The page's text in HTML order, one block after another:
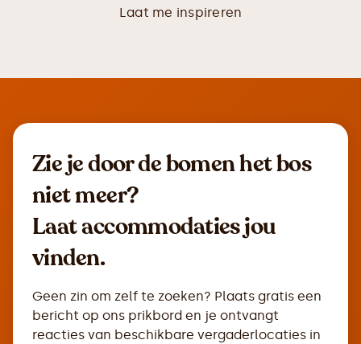
Laat me inspireren
Zie je door de bomen het bos
niet meer?
Laat accommodaties jou
vinden.
Geen zin om zelf te zoeken? Plaats gratis een
bericht op ons prikbord en je ontvangt
reacties van beschikbare vergaderlocaties in